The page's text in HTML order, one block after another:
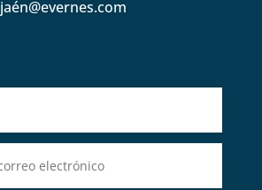
jaén@evernes.com